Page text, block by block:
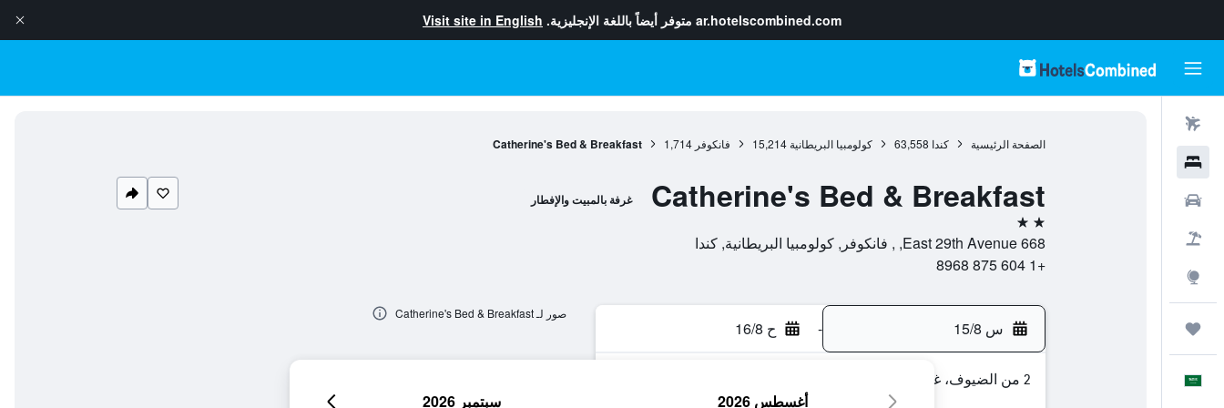
ar.hotelscombined.com متوفر أيضاً باللغة الإنجليزية. Visit site in English
الصفحة الرئيسية كندا 63,558 كولومبيا البريطانية 15,214 فانكوفر 1,714
Catherine's Bed & Breakfast
Catherine's Bed & Breakfast غرفة بالمبيت والإفطار
2 نجمتين
668 East 29th Avenue, , فانكوفر, كولومبيا البريطانية, كندا
+1 604 875 8968
س 15/8 - ح 16/8
2 من الضيوف، غرفة واحدة
صور لـ Catherine's Bed & Breakfast
أغسطس 2026 سبتمبر 2026